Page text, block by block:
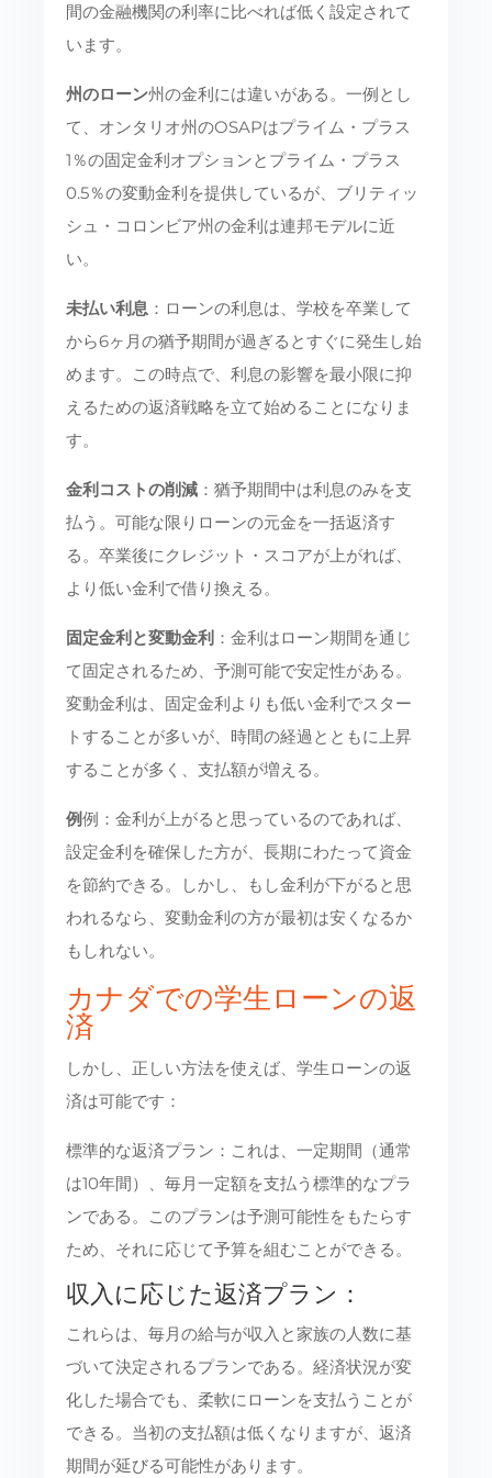
間の金融機関の利率に比べれば低く設定されて
います。
州のローン州の金利には違いがある。一例とし
て、オンタリオ州のOSAPはプライム・プラス
1％の固定金利オプションとプライム・プラス
0.5％の変動金利を提供しているが、ブリティッ
シュ・コロンビア州の金利は連邦モデルに近
い。
未払い利息 ：ローンの利息は、学校を卒業して
から6ヶ月の猶予期間が過ぎるとすぐに発生し始
めます。この時点で、利息の影響を最小限に抑
えるための返済戦略を立て始めることになりま
す。
金利コストの削減 ：猶予期間中は利息のみを支
払う。可能な限りローンの元金を一括返済す
る。卒業後にクレジット・スコアが上がれば、
より低い金利で借り換える。
固定金利と変動金利 ：金利はローン期間を通じ
て固定されるため、予測可能で安定性がある。
変動金利は、固定金利よりも低い金利でスター
トすることが多いが、時間の経過とともに上昇
することが多く、支払額が増える。
例例：金利が上がると思っているのであれば、
設定金利を確保した方が、長期にわたって資金
を節約できる。しかし、もし金利が下がると思
われるなら、変動金利の方が最初は安くなるか
もしれない。
カナダでの学生ローンの返
済
しかし、正しい方法を使えば、学生ローンの返
済は可能です：
標準的な返済プラン：これは、一定期間（通常
は10年間）、毎月一定額を支払う標準的なプラ
ンである。このプランは予測可能性をもたらす
ため、それに応じて予算を組むことができる。
収入に応じた返済プラン：
これらは、毎月の給与が収入と家族の人数に基
づいて決定されるプランである。経済状況が変
化した場合でも、柔軟にローンを支払うことが
できる。当初の支払額は低くなりますが、返済
期間が延びる可能性があります。